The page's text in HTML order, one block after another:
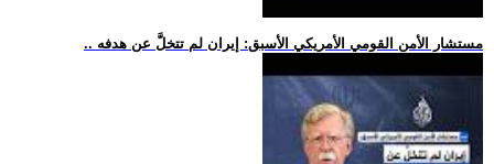
.. مستشار الأمن القومي الأمريكي الأسبق: إيران لم تتخلَّ عن هدفه